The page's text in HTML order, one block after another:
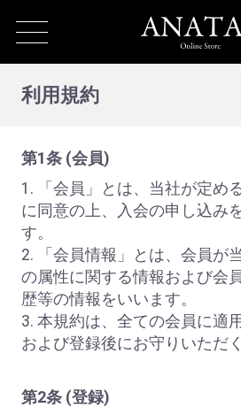
利用規約
第1条 (会員)
1. 「会員」とは、当社が定め
に同意の上、入会の申し込み
す。
2. 「会員情報」とは、会員が
の属性に関する情報および会
歴等の情報をいいます。
3. 本規約は、全ての会員に適
および登録後にお守りいただ
第2条 (登録)